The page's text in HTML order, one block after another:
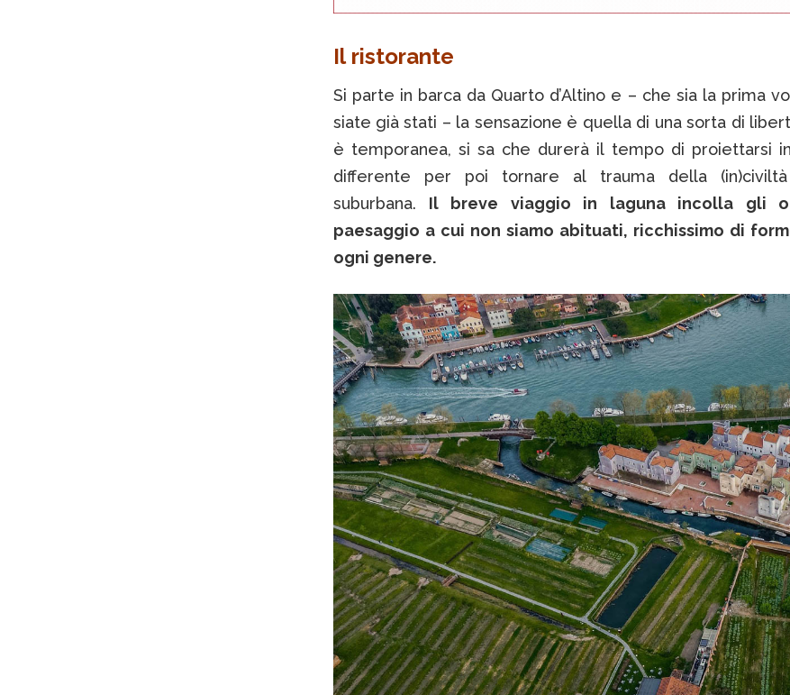
Il ristorante
Si parte in barca da Quarto d’Altino e – che sia la prima
siate già stati – la sensazione è quella di una sorta di
è temporanea, si sa che durerà il tempo di proiettarsi
differente per poi tornare al trauma della
suburbana. Il breve viaggio in laguna incolla gli
paesaggio a cui non siamo abituati, ricchissimo di
ogni genere.